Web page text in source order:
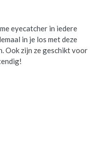
eyecatcher in iedere
in je los met deze
Ook zijn ze geschikt voor